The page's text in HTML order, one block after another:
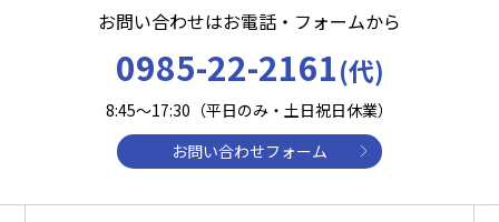
お問い合わせはお電話・フォームから
0985-22-2161(代)
8:45～17:30（平日のみ・土日祝日休業）
お問い合わせフォーム